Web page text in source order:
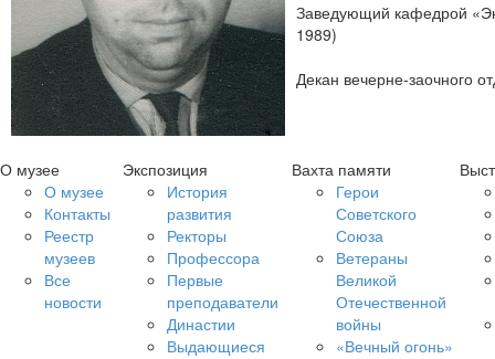
Заведующий кафедрой
1989)
Декан вечерне-заочного
О музее
О музее
Контакты
Реестр
музеев
Все
новости
Экспозиция
История
развития
Ректоры
Профессора
Первые
преподаватели
Династии
Выдающиеся
Вахта памяти
Герои
Советского
Союза
Ветераны
Великой
Отечественной
войны
«Вечный огонь»